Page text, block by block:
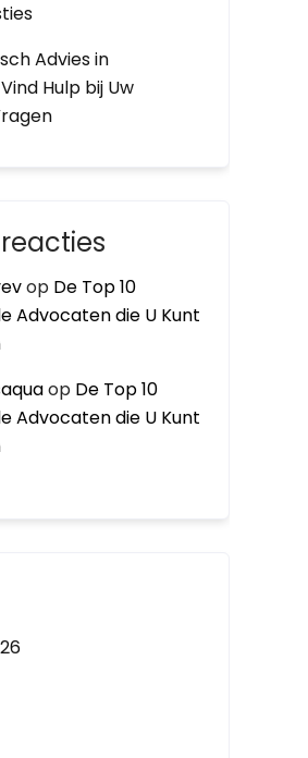
Advies in
Hulp bij Uw
op De Top 10
Advocaten die U Kunt
op De Top 10
Advocaten die U Kunt